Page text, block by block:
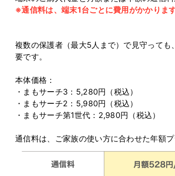
※通信料は、端末1台ごとに費用がかかります
複数の保護者（最大5人まで）で見守って
要です。
本体価格：
・まもサーチ3：5,280円（税込）
・まもサーチ2：5,980円（税込）
・まもサーチ第1世代：2,980円（税込）
通信料は、ご家族の使い方に合わせた年額